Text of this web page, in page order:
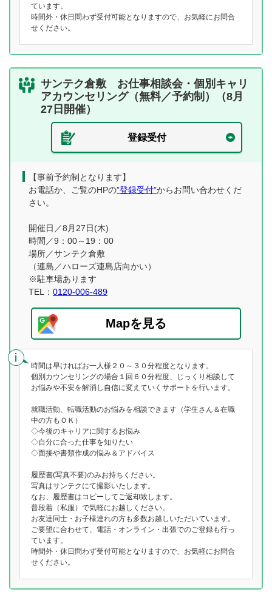
ています。
時間外・休日問わず受付可能となりますので、お気軽にお問合
せください。
サンテク倉敷 お仕事相談会・個別キャリ
アカウンセリング（無料／予約制）（8月
27日開催）
登録受付
【事前予約制となります】
お電話か、ご覧のHPの”登録受付”からお問い合わせくだ
さい。
開催日／8月27日(木)
時間／9：00～19：00
場所／サンテク倉敷
（連島／ハローズ連島店向かい）
※駐車場あります
TEL： 0120-006-489
Mapを見る
時間は早ければお一人様２０～３０分程度となります。
個別カウンセリングの場合１回６０分程度、じっくり相談して
お悩みや不安を解消し自信に変えていくサポートを行います。
就職活動、転職活動のお悩みを相談できます（学生さん＆在職
中の方もＯＫ）
◇今後のキャリアに関するお悩み
◇自分に合った仕事を知りたい
◇面接や書類作成の悩み＆アドバイス
履歴書(写真不要)のみお持ちください。
写真はサンテクにて撮影いたします。
なお、履歴書はコピーしてご返却致します。
普段着（私服）で気軽にお越しください。
お友達同士・お子様連れの方も多数お越しいただいています。
ご要望に合わせて、電話・オンライン・出張でのご登録も行っ
ています。
時間外・休日問わず受付可能となりますので、お気軽にお問合
せください。